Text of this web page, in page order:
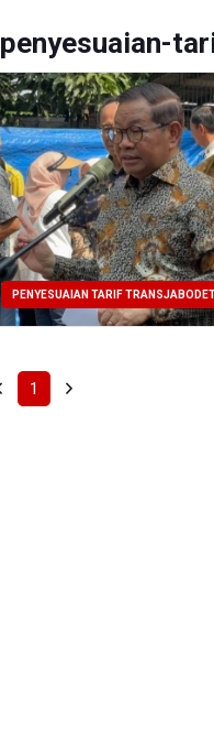
penyesuaian-
PENYESUAIAN TARIF
1